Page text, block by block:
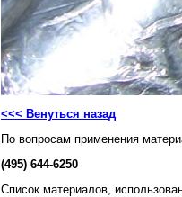
<<< Венуться назад
По вопросам применения
(495) 644-6250
Список материалов,